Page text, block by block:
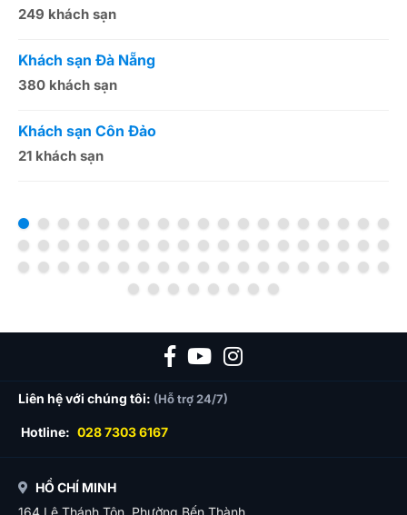
249 khách sạn
Khách sạn Đà Nẵng
380 khách sạn
Khách sạn Côn Đảo
21 khách sạn
Liên hệ với chúng tôi: (Hỗ trợ 24/7)
Hotline: 028 7303 6167
HỒ CHÍ MINH